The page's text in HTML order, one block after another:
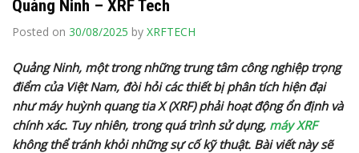
Quảng Ninh – XRF Tech
Posted on 30/08/2025 by XRFTECH
Quảng Ninh, một trong những trung tâm công nghiệp trọng
điểm của Việt Nam, đòi hỏi các thiết bị phân tích hiện đại
như máy huỳnh quang tia X (XRF) phải hoạt động ổn định và
chính xác. Tuy nhiên, trong quá trình sử dụng, máy XRF
không thể tránh khỏi những sự cố kỹ thuật. Bài viết này sẽ